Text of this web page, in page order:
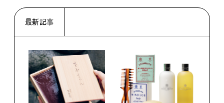
最新記事